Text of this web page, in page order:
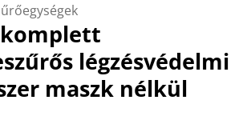
komplett
légzésvédelmi
maszk nélkül